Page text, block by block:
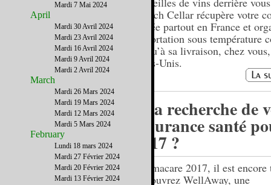
French Cellar récupère votre
privée partout en France et
importation sous température
jusqu’à sa livraison, chez
Etats-Unis.
A la recherche de
assurance santé
2017 ?
Obamacare 2017, il est
Découvrez WellAway, une
Mardi 7 Mai 2024
April
Mardi 30 Avril 2024
Mardi 23 Avril 2024
Mardi 16 Avril 2024
Mardi 9 Avril 2024
Mardi 2 Avril 2024
March
Mardi 26 Mars 2024
Mardi 19 Mars 2024
Mardi 12 Mars 2024
Mardi 5 Mars 2024
February
Lundi 18 mars 2024
Mardi 27 Février 2024
Mardi 20 Février 2024
Mardi 13 Février 2024